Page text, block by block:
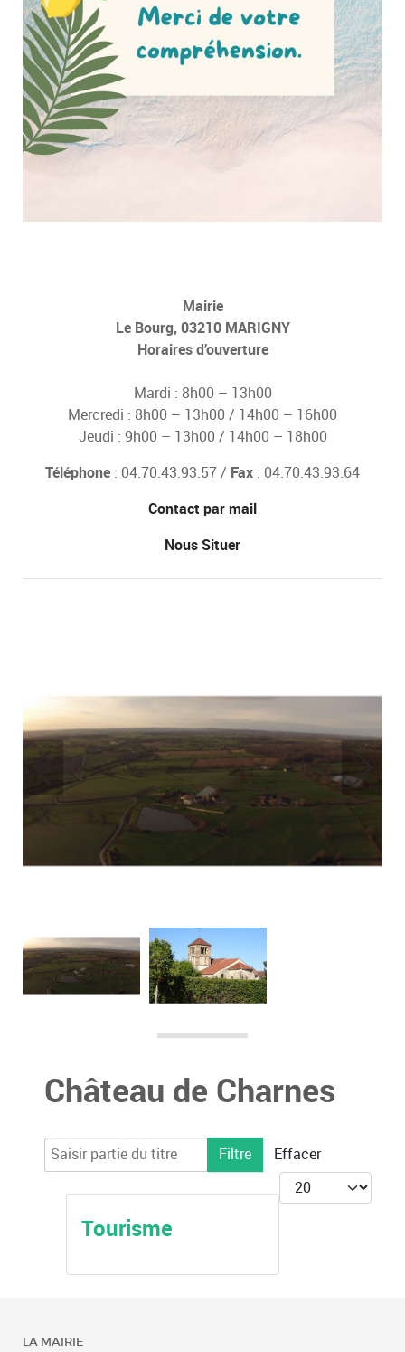
Mairie
Le Bourg, 03210 MARIGNY
Horaires d’ouverture
Mardi : 8h00 – 13h00
Mercredi : 8h00 – 13h00 / 14h00 – 16h00
Jeudi : 9h00 – 13h00 / 14h00 – 18h00
Téléphone : 04.70.43.93.57 / Fax : 04.70.43.93.64
Contact par mail
Nous Situer
Château de Charnes
Saisir partie du titre Filtre
Effacer
Afficher #
Tourisme
LA MAIRIE